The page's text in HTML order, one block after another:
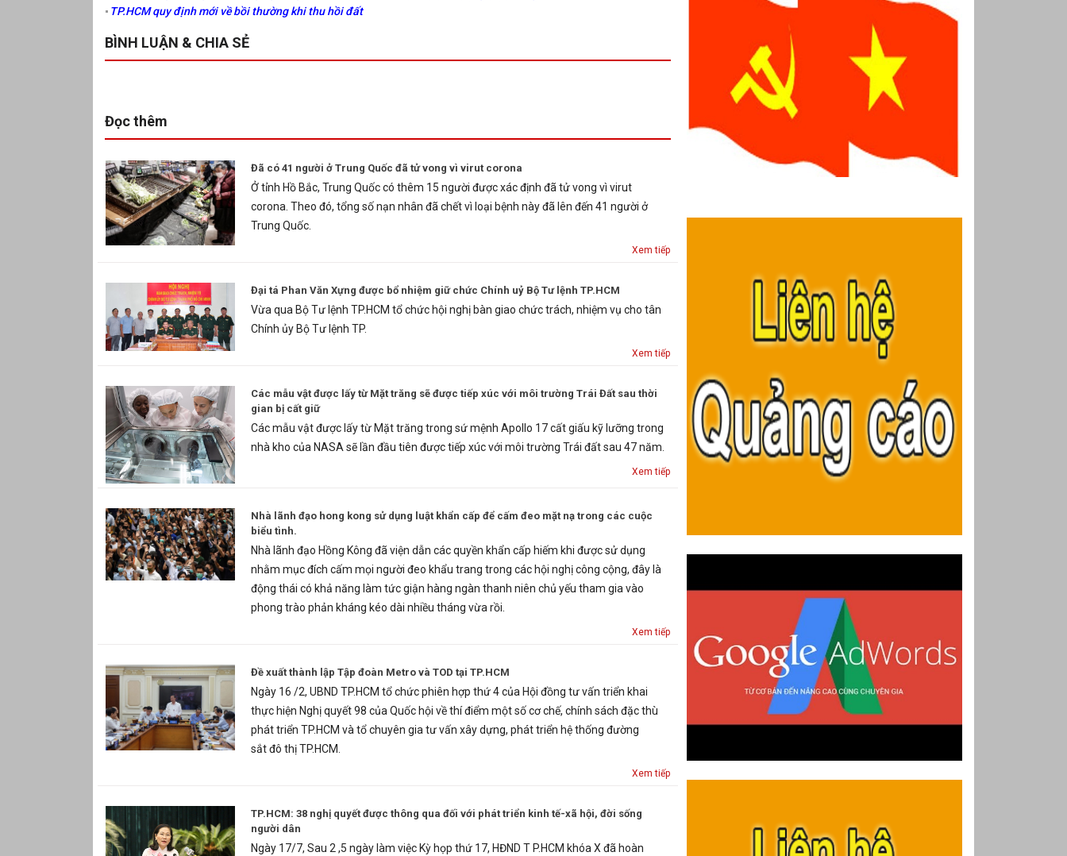
TP.HCM quy định mới về bồi thường khi thu hồi đất
BÌNH LUẬN & CHIA SẺ
Đọc thêm
Đã có 41 người ở Trung Quốc đã tử vong vì virut corona
Ở tỉnh Hồ Bắc, Trung Quốc có thêm 15 người được xác định đã tử vong vì virut
corona. Theo đó, tổng số nạn nhân đã chết vì loại bệnh này đã lên đến 41 người ở
Trung Quốc.
Xem tiếp
Đại tá Phan Văn Xựng được bổ nhiệm giữ chức Chính uỷ Bộ Tư lệnh TP.HCM
Vừa qua Bộ Tư lệnh TP.HCM tổ chức hội nghị bàn giao chức trách, nhiệm vụ cho tân
Chính ủy Bộ Tư lệnh TP.
Xem tiếp
Các mẫu vật được lấy từ Mặt trăng sẽ được tiếp xúc với môi trường Trái Đất sau thời
gian bị cất giữ
Các mẫu vật được lấy từ Mặt trăng trong sứ mệnh Apollo 17 cất giấu kỹ lưỡng trong
nhà kho của NASA sẽ lần đầu tiên được tiếp xúc với môi trường Trái đất sau 47 năm.
Xem tiếp
Nhà lãnh đạo hong kong sử dụng luật khẩn cấp để cấm đeo mặt nạ trong các cuộc
biểu tình.
Nhà lãnh đạo Hồng Kông đã viện dẫn các quyền khẩn cấp hiếm khi được sử dụng
nhằm mục đích cấm mọi người đeo khẩu trang trong các hội nghị công cộng, đây là
động thái có khả năng làm tức giận hàng ngàn thanh niên chủ yếu tham gia vào
phong trào phản kháng kéo dài nhiều tháng vừa rồi.
Xem tiếp
Đề xuất thành lập Tập đoàn Metro và TOD tại TP.HCM
Ngày 16 /2, UBND TP.HCM tổ chức phiên hợp thứ 4 của Hội đồng tư vấn triển khai
thực hiện Nghị quyết 98 của Quốc hội về thí điểm một số cơ chế, chính sách đặc thù
phát triển TP.HCM và tổ chuyên gia tư vấn xây dựng, phát triển hệ thống đường
sắt đô thị TP.HCM.
Xem tiếp
TP.HCM: 38 nghị quyết được thông qua đối với phát triển kinh tế-xã hội, đời sống
người dân
Ngày 17/7, Sau 2 ,5 ngày làm việc Kỳ họp thứ 17, HĐND T P.HCM khóa X đã hoàn